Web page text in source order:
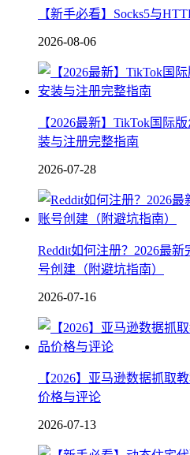
【新手必看】Socks5与
2026-08-06
【2026最新】TikTok国际
装与注册完整指南
2026-07-28
Reddit如何注册？2026最
号创建（附避坑指南）
2026-07-16
【2026】亚马逊数据抓取
价格与评论
2026-07-13